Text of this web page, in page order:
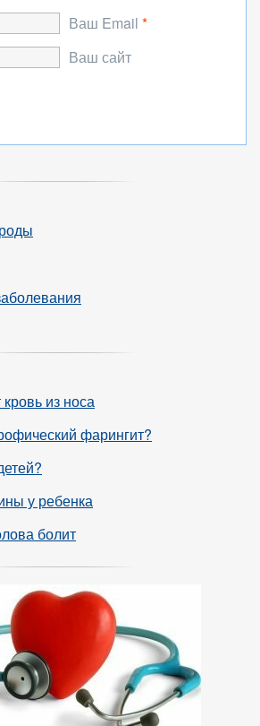
Ваш Email *
Ваш сайт
из носа
фарингит?
у ребенка
болит